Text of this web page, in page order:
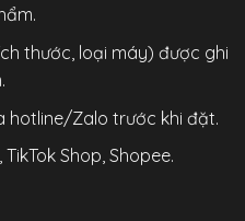
thước, loại máy) được ghi
hotline/Zalo trước khi đặt.
Shop, Shopee.